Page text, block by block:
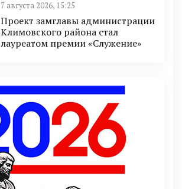
7 августа 2026, 15:25
Проект замглавы администрации
Климовского района стал
лауреатом премии «Служение»